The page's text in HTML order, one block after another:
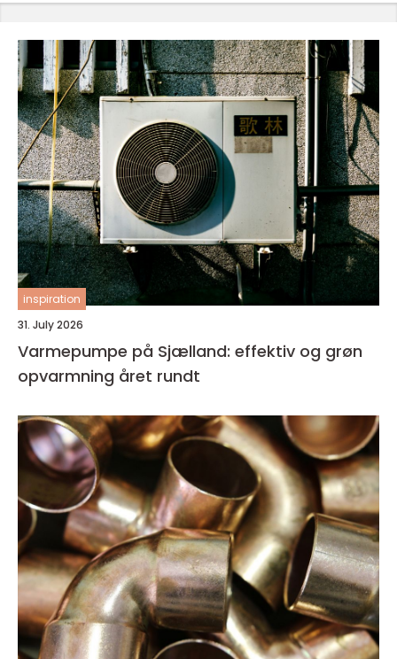
inspiration
31. July 2026
Varmepumpe på Sjælland: effektiv og grøn
opvarmning året rundt